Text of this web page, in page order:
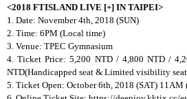
<2018 FTISLAND LIVE [+] IN TAIPEI>
1. Date: November 4th, 2018 (SUN)
2. Time: 6PM (Local time)
3. Venue: TPEC Gymnasium
4. Ticket Price: 5,200 NTD / 4,800 NTD /
NTD(Handicapped seat & Limited visibility
5. Ticket Open: October 6th, 2018 (SAT) 11AM